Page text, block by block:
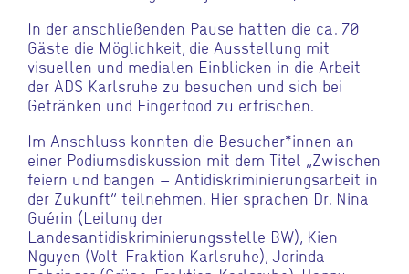
In der anschließenden Pause hatten die ca. 70
Gäste die Möglichkeit, die Ausstellung mit
visuellen und medialen Einblicken in die Arbeit
der ADS Karlsruhe zu besuchen und sich bei
Getränken und Fingerfood zu erfrischen.
Im Anschluss konnten die Besucher*innen an
einer Podiumsdiskussion mit dem Titel „Zwischen
feiern und bangen – Antidiskriminierungsarbeit in
der Zukunft” teilnehmen. Hier sprachen Dr. Nina
Guérin (Leitung der
Landesantidiskriminierungsstelle BW), Kien
Nguyen (Volt-Fraktion Karlsruhe), Jorinda